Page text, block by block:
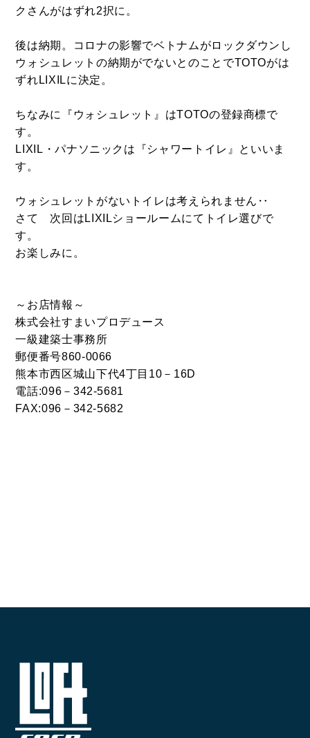
クさんがはずれ2択に。
後は納期。コロナの影響でベトナムがロックダウンし
ウォシュレットの納期がでないとのことでTOTOがは
ずれLIXILに決定。
ちなみに『ウォシュレット』はTOTOの登録商標で
す。
LIXIL・パナソニックは『シャワートイレ』といいま
す。
ウォシュレットがないトイレは考えられません‥
さて 次回はLIXILショールームにてトイレ選びで
す。
お楽しみに。
～お店情報～
株式会社すまいプロデュース
一級建築士事務所
郵便番号860-0066
熊本市西区城山下代4丁目10－16D
電話:096－342-5681
FAX:096－342-5682